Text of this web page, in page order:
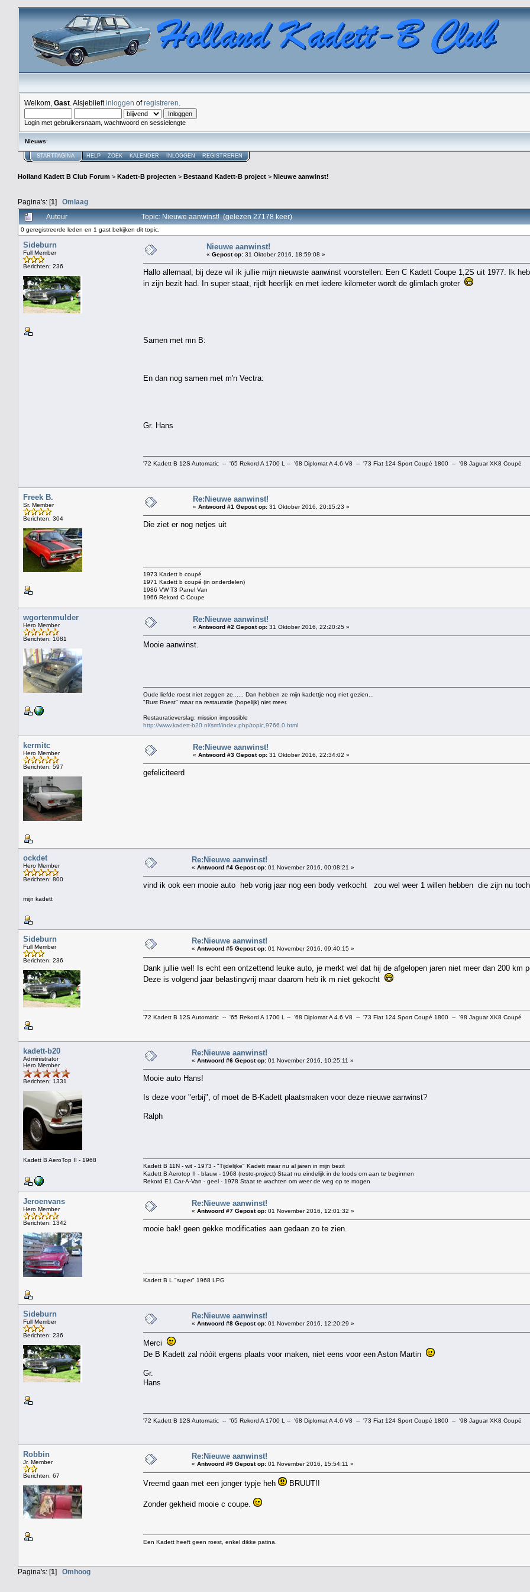
Welkom, Gast . Alsjeblieftinloggen ofregistreren
Login met gebruikersnaam, wachtwoord en sessielengte
Nieuws:
STARTPAGINA HELP ZOEK KALENDER INLOGGEN REGISTREREN
Holland Kadett B Club Forum > Kadett-B projecten > Bestaand Kadett-B project > Nieuwe aanwinst!
Pagina's: [1] Omlaag
Auteur Topic: Nieuwe aanwinst! (gelezen 27178 keer)
0 geregistreerde leden en 1 gast bekijken dit topic.
Sideburn
Full Member
Berichten: 236
Nieuwe aanwinst!
« Gepost op: 31 Oktober 2016, 18:59:08 »
Hallo allemaal, bij deze wil ik jullie mijn nieuwste aanwinst voorstellen: Een C Kadett Coupe 1,2S uit 1977. Ik
in zijn bezit had. In super staat, rijdt heerlijk en met iedere kilometer wordt de glimlach groter
Samen met mn B:
En dan nog samen met m'n Vectra:
Gr. Hans
'72 Kadett B 12S Automatic -- '65 Rekord A 1700 L -- '68 Diplomat A 4.6 V8 -- '73 Fiat 124 Sport Coupé 1800 -- '98 Jaguar XK8 Coupé
Freek B.
Sr. Member
Berichten: 304
Re:Nieuwe aanwinst!
« Antwoord #1 Gepost op: 31 Oktober 2016, 20:15:23 »
Die ziet er nog netjes uit
1973 Kadett b coupé
1971 Kadett b coupé (in onderdelen)
1986 VW T3 Panel Van
1966 Rekord C Coupe
wgortenmulder
Hero Member
Berichten: 1081
Re:Nieuwe aanwinst!
« Antwoord #2 Gepost op: 31 Oktober 2016, 22:20:25 »
Mooie aanwinst.
Oude liefde roest niet zeggen ze...... Dan hebben ze mijn kadettje nog niet gezien...
"Rust Roest" maar na restauratie (hopelijk) niet meer.
Restauratieverslag: mission impossible
http://www.kadett-b20.nl/smf/index.php/topic,9766.0.html
kermitc
Hero Member
Berichten: 597
Re:Nieuwe aanwinst!
« Antwoord #3 Gepost op: 31 Oktober 2016, 22:34:02 »
gefeliciteerd
ockdet
Hero Member
Berichten: 800
mijn kadett
Re:Nieuwe aanwinst!
« Antwoord #4 Gepost op: 01 November 2016, 00:08:21 »
vind ik ook een mooie auto heb vorig jaar nog een body verkocht zou wel weer 1 willen hebben die zijn nu
Sideburn
Full Member
Berichten: 236
Re:Nieuwe aanwinst!
« Antwoord #5 Gepost op: 01 November 2016, 09:40:15 »
Dank jullie wel! Is echt een ontzettend leuke auto, je merkt wel dat hij de afgelopen jaren niet meer dan 200 km
Deze is volgend jaar belastingvrij maar daarom heb ik m niet gekocht
'72 Kadett B 12S Automatic -- '65 Rekord A 1700 L -- '68 Diplomat A 4.6 V8 -- '73 Fiat 124 Sport Coupé 1800 -- '98 Jaguar XK8 Coupé
kadett-b20
Administrator
Hero Member
Berichten: 1331
Kadett B AeroTop II - 1968
Re:Nieuwe aanwinst!
« Antwoord #6 Gepost op: 01 November 2016, 10:25:11 »
Mooie auto Hans!
Is deze voor "erbij", of moet de B-Kadett plaatsmaken voor deze nieuwe aanwinst?
Ralph
Kadett B 11N - wit - 1973 - "Tijdelijke" Kadett maar nu al jaren in mijn bezit
Kadett B Aerotop II - blauw - 1968 (resto-project) Staat nu eindelijk in de loods om aan te beginnen
Rekord E1 Car-A-Van - geel - 1978 Staat te wachten om weer de weg op te mogen
Jeroenvans
Hero Member
Berichten: 1342
Re:Nieuwe aanwinst!
« Antwoord #7 Gepost op: 01 November 2016, 12:01:32 »
mooie bak! geen gekke modificaties aan gedaan zo te zien.
Kadett B L "super" 1968 LPG
Sideburn
Full Member
Berichten: 236
Re:Nieuwe aanwinst!
« Antwoord #8 Gepost op: 01 November 2016, 12:20:29 »
Merci
De B Kadett zal nóóit ergens plaats voor maken, niet eens voor een Aston Martin
Gr.
Hans
'72 Kadett B 12S Automatic -- '65 Rekord A 1700 L -- '68 Diplomat A 4.6 V8 -- '73 Fiat 124 Sport Coupé 1800 -- '98 Jaguar XK8 Coupé
Robbin
Jr. Member
Berichten: 67
Re:Nieuwe aanwinst!
« Antwoord #9 Gepost op: 01 November 2016, 15:54:11 »
Vreemd gaan met een jonger typje heh BRUUT!!
Zonder gekheid mooie c coupe.
Een Kadett heeft geen roest, enkel dikke patina.
Pagina's: [1] Omhoog